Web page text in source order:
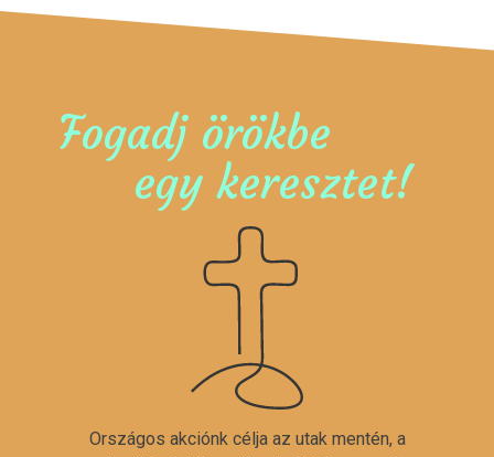
Fogadj örökbe
egy keresztet!
Országos akciónk célja az utak mentén, a